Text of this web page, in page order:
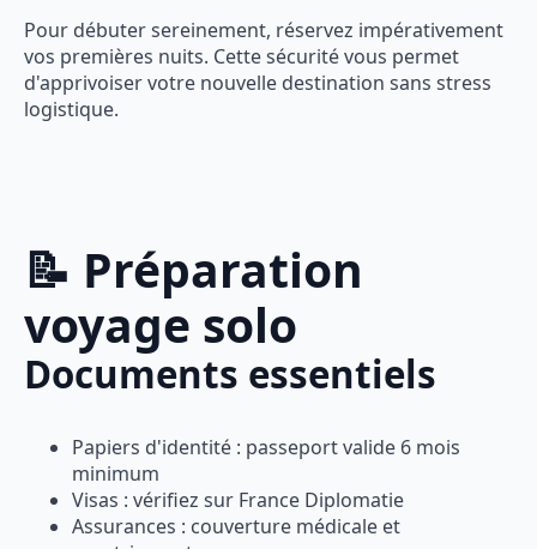
Pour débuter sereinement, réservez impérativement
vos premières nuits. Cette sécurité vous permet
d'apprivoiser votre nouvelle destination sans stress
logistique.
📝 Préparation
voyage solo
Documents essentiels
Papiers d'identité : passeport valide 6 mois
minimum
Visas : vérifiez sur France Diplomatie
Assurances : couverture médicale et